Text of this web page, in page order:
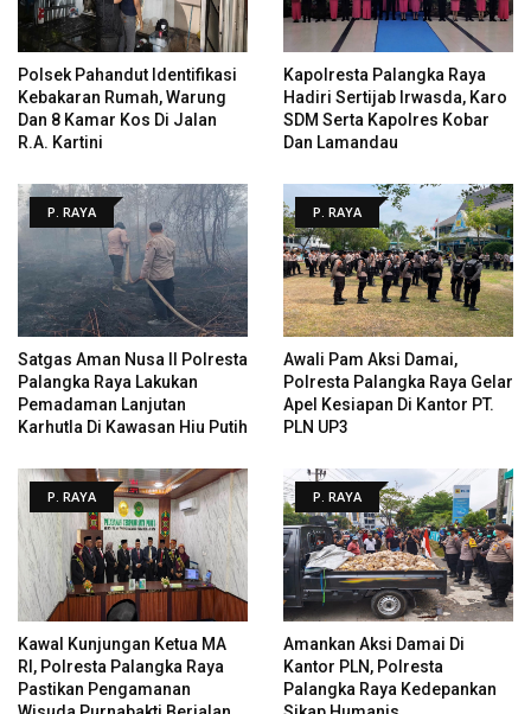
Polsek Pahandut Identifikasi
Kebakaran Rumah, Warung
Dan 8 Kamar Kos Di Jalan
R.A. Kartini
Kapolresta Palangka Raya
Hadiri Sertijab Irwasda, Karo
SDM Serta Kapolres Kobar
Dan Lamandau
P. RAYA
Satgas Aman Nusa II Polresta
Palangka Raya Lakukan
Pemadaman Lanjutan
Karhutla Di Kawasan Hiu Putih
P. RAYA
Awali Pam Aksi Damai,
Polresta Palangka Raya Gelar
Apel Kesiapan Di Kantor PT.
PLN UP3
P. RAYA
Kawal Kunjungan Ketua MA
RI, Polresta Palangka Raya
Pastikan Pengamanan
P. RAYA
Amankan Aksi Damai Di
Kantor PLN, Polresta
Palangka Raya Kedepankan